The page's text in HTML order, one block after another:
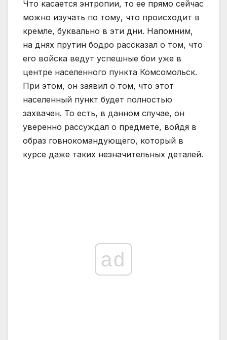
Что касается энтропии, то ее прямо сейчас
можно изучать по тому, что происходит в
кремле, буквально в эти дни. Напомним,
на днях прутин бодро рассказал о том, что
его войска ведут успешные бои уже в
центре населенного пункта Комсомольск.
При этом, он заявил о том, что этот
населенный пункт будет полностью
захвачен. То есть, в данном случае, он
уверенно рассуждал о предмете, войдя в
образ говнокомандующего, который в
курсе даже таких незначительных деталей.
ad